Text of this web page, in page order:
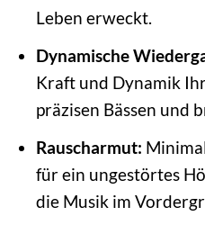
Leben erweckt.
Dynamische
Kraft und Dynamik
präzisen Bässen und
Rauscharmut:
für ein ungestörtes
die Musik im